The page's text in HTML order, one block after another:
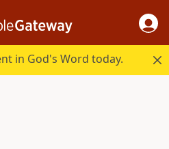
in God's Word today.